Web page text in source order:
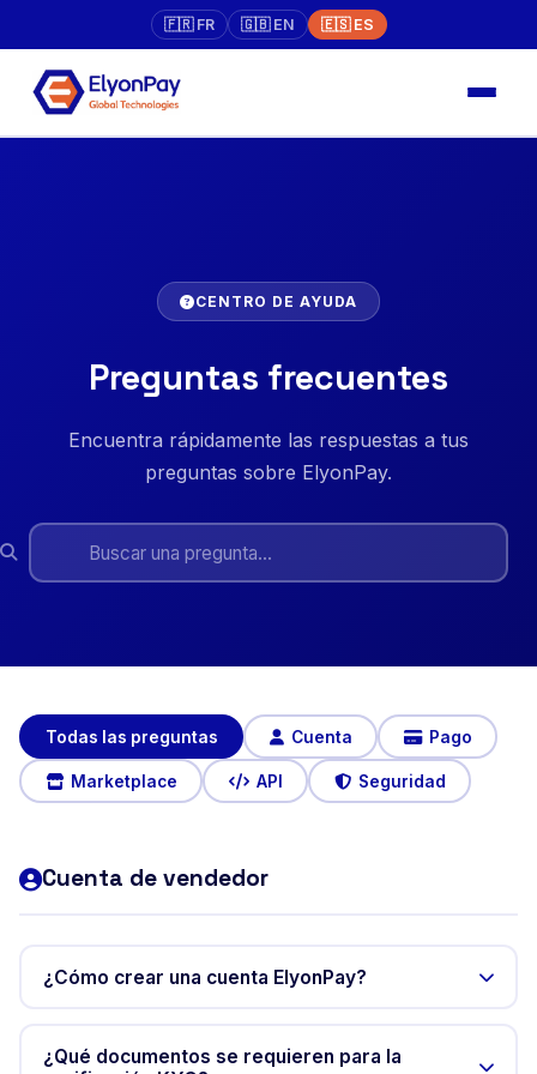
🇫🇷 FR 🇬🇧 EN 🇪🇸 ES
CENTRO DE AYUDA
Preguntas frecuentes
Encuentra rápidamente las respuestas a tus
preguntas sobre ElyonPay.
Todas las preguntas Cuenta Pago
Marketplace API Seguridad
Cuenta de vendedor
¿Cómo crear una cuenta ElyonPay?
vender. Ve al sitio elyonpay.com, haz clic en "Crear una
¿Qué documentos se requieren para la